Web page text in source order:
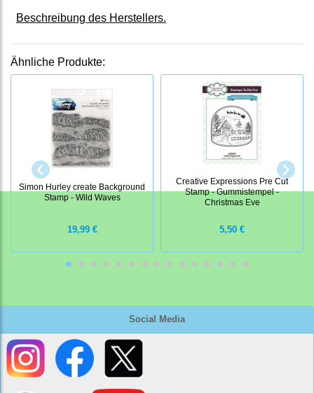
Social Media
Beschreibung des Herstellers.
Ähnliche Produkte:
Simon Hurley create Background
Stamp - Wild Waves
19,99 €
Creative Expressions Pre Cut
Stamp - Gummistempel -
Christmas Eve
5,50 €